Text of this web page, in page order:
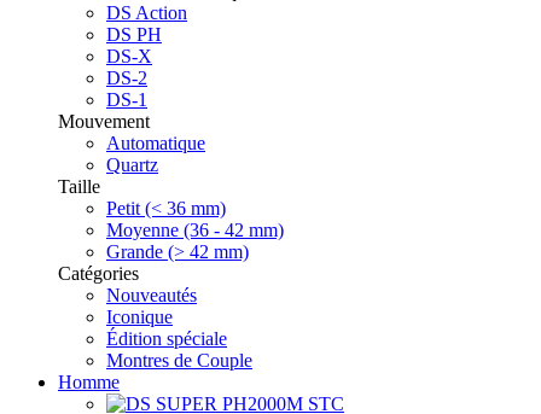
DS Action
DS PH
DS-X
DS-2
DS-1
Mouvement
Automatique
Quartz
Taille
Petit (< 36 mm)
Moyenne (36 - 42 mm)
Grande (> 42 mm)
Catégories
Nouveautés
Iconique
Édition spéciale
Montres de Couple
Homme